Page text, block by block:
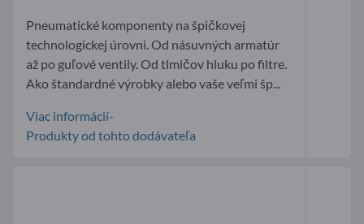
Pneumatické komponenty na špičkovej
technologickej úrovni. Od násuvných armatúr
až po guľové ventily. Od tlmičov hluku po filtre.
Ako štandardné výrobky alebo vaše veľmi šp...
Viac informácií-
Produkty od tohto dodávateľa